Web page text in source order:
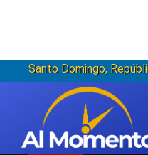
Santo Domingo,